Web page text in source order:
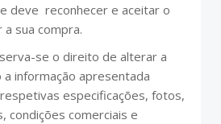
deve reconhecer e aceitar o
sua compra.
se o direito de alterar a
informação apresentada
especificações, fotos,
condições comerciais e